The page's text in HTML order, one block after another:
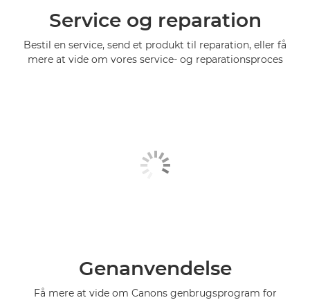
Service og reparation
Bestil en service, send et produkt til reparation, eller få
mere at vide om vores service- og reparationsproces
Genanvendelse
Få mere at vide om Canons genbrugsprogram for